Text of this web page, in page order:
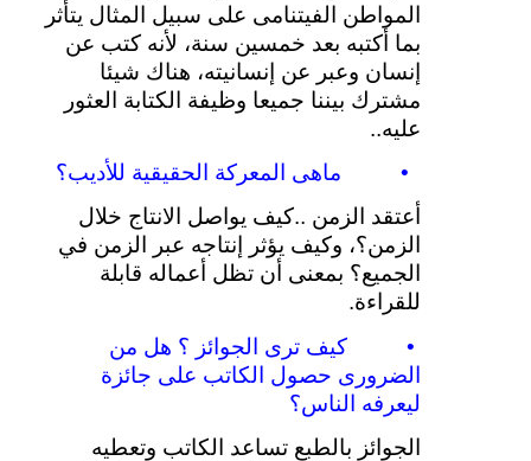
المواطن الفيتنامى على سبيل المثال يتأثر
بما أكتبه بعد خمسين سنة، لأنه كتب عن
إنسان وعبر عن إنسانيته، هناك شيئا
مشترك بيننا جميعا وظيفة الكتابة العثور
عليه..
•
ماهى المعركة الحقيقية للأديب؟
أعتقد
الزمن ..كيف يواصل الانتاج خلال
الزمن؟، وكيف يؤثر إنتاجه عبر الزمن في
الجميع؟ بمعنى أن تظل أعماله قابلة
للقراءة.
•
كيف ترى الجوائز ؟ هل من
الضرورى حصول الكاتب على جائزة
ليعرفه الناس؟
الجوائز بالطبع تساعد الكاتب وتعطيه